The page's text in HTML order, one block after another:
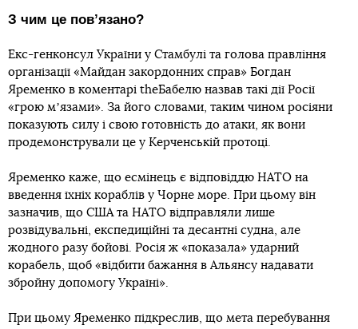
З чим це повʼязано?
Екс-генконсул України у Стамбулі та голова правління
організації «Майдан закордонних справ» Богдан
Яременко в коментарі theБабелю назвав такі дії Росії
«грою мʼязами». За його словами, таким чином росіяни
показують силу і свою готовність до атаки, як вони
продемонстрували це у Керченській протоці.
Яременко каже, що есмінець є відповіддю НАТО на
введення їхніх кораблів у Чорне море. При цьому він
зазначив, що США та НАТО відправляли лише
розвідувальні, експедиційні та десантні судна, але
жодного разу бойові. Росія ж «показала» ударний
корабель, щоб «відбити бажання в Альянсу надавати
збройну допомогу Україні».
При цьому Яременко підкреслив, що мета перебування